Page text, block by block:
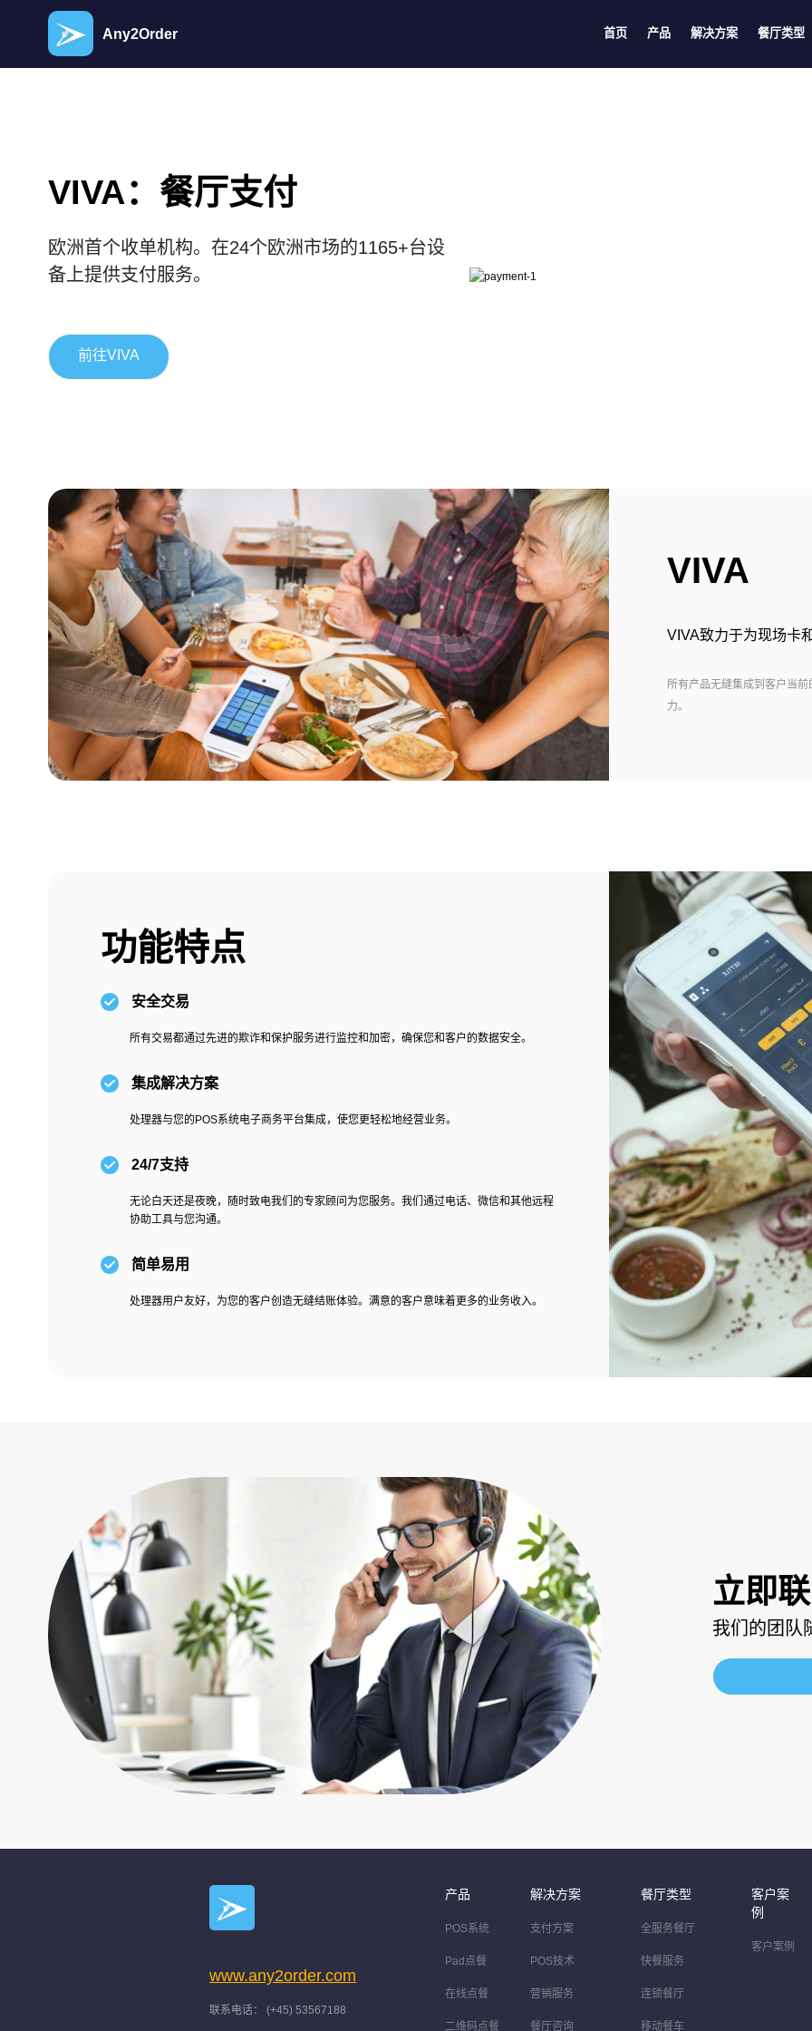
Any2Order 首页 产品 解决方案 餐厅类型
VIVA：餐厅支付
欧洲首个收单机构。在24个欧洲市场的1165+台设
备上提供支付服务。
前往VIVA
VIVA
VIVA致力于为现场卡
所有产品无缝集成到客户当
力。
功能特点
安全交易
所有交易都通过先进的欺诈和保护服务进行监控和加密，确保您和客户的数据安全。
集成解决方案
处理器与您的POS系统电子商务平台集成，使您更轻松地经营业务。
24/7支持
无论白天还是夜晚，随时致电我们的专家顾问为您服务。我们通过电话、微信和其他远程
协助工具与您沟通。
简单易用
处理器用户友好，为您的客户创造无缝结账体验。满意的客户意味着更多的业务收入。
立即
我们的团队
www.any2order.com
联系电话： (+45) 53567188
产品
POS系统
Pad点餐
在线点餐
二维码点餐
解决方案
支付方案
POS技术
营销服务
餐厅咨询
餐厅类型
全服务餐厅
快餐服务
连锁餐厅
移动餐车
客户案
例
客户案例